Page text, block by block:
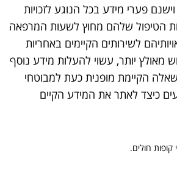
פערי מידע בכל הנוגע לזכויות
הטיפול שלהם מחוץ לשעות המרפאה
לשירותים הקיימים באחריות
מאולץ יותר, עשוי להעלות מידע נוסף
הקיימת מופנית כעת למבוטחי
כיצד לאתר את המידע הקיים
קופות חולים.